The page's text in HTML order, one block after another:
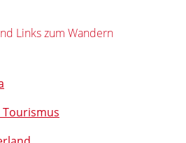
Links zum Wandern